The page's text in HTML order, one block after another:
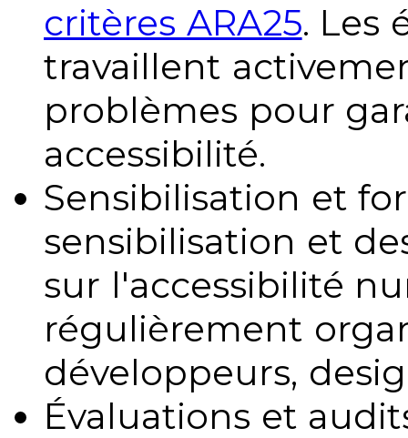
critères ARA25. Les
travaillent
problèmes pour
accessibilité.
Sensibilisation et
sensibilisation et
sur l'accessibilité
régulièrement
développeurs,
Évaluations et